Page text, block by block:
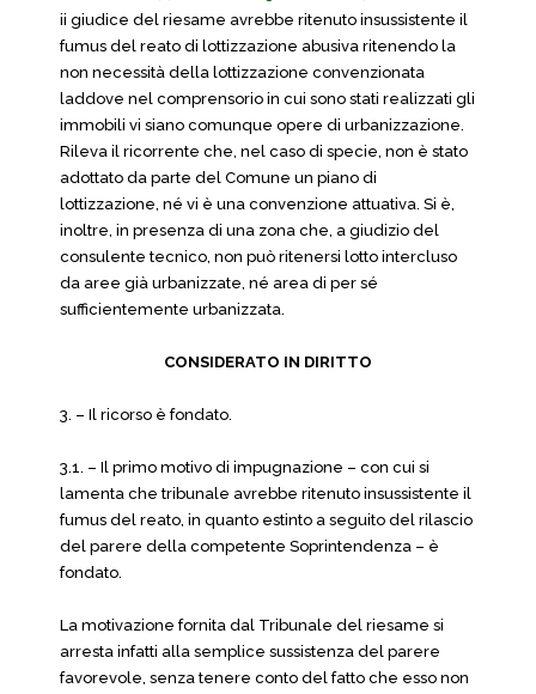
ii giudice del riesame avrebbe ritenuto insussistente il
fumus del reato di lottizzazione abusiva ritenendo la
non necessità della lottizzazione convenzionata
laddove nel comprensorio in cui sono stati realizzati gli
immobili vi siano comunque opere di urbanizzazione.
Rileva il ricorrente che, nel caso di specie, non è stato
adottato da parte del Comune un piano di
lottizzazione, né vi è una convenzione attuativa. Si è,
inoltre, in presenza di una zona che, a giudizio del
consulente tecnico, non può ritenersi lotto intercluso
da aree già urbanizzate, né area di per sé
sufficientemente urbanizzata.
CONSIDERATO IN DIRITTO
3. – Il ricorso è fondato.
3.1. – Il primo motivo di impugnazione – con cui si
lamenta che tribunale avrebbe ritenuto insussistente il
fumus del reato, in quanto estinto a seguito del rilascio
del parere della competente Soprintendenza – è
fondato.
La motivazione fornita dal Tribunale del riesame si
arresta infatti alla semplice sussistenza del parere
favorevole, senza tenere conto del fatto che esso non